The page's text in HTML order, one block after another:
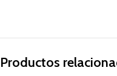
Productos